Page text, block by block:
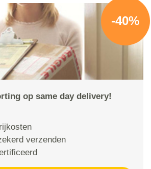
-40%
op same day delivery!
verzenden